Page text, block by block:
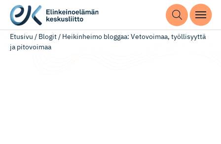
Etusivu / Blogit/ Heikinheimo bloggaa: Vetovoimaa, työllisyyttä
ja pitovoimaa